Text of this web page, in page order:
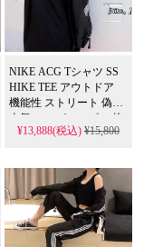
NIKE ACG Tシャツ SS
HIKE TEE アウトドア
機能性 ストリート 偽物
人気 スーパーコピー 格
安 ナイキ エィシージー
¥13,888(税込) ¥15,800